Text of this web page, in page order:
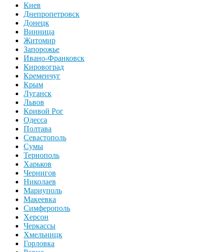
Киев
Днепропетровск
Донецк
Винница
Житомир
Запорожье
Ивано-Франковск
Кировоград
Кременчуг
Крым
Луганск
Львов
Кривой Рог
Одесса
Полтава
Севастополь
Сумы
Тернополь
Харьков
Чернигов
Николаев
Мариуполь
Макеевка
Симферополь
Херсон
Черкассы
Хмельницк
Горловка